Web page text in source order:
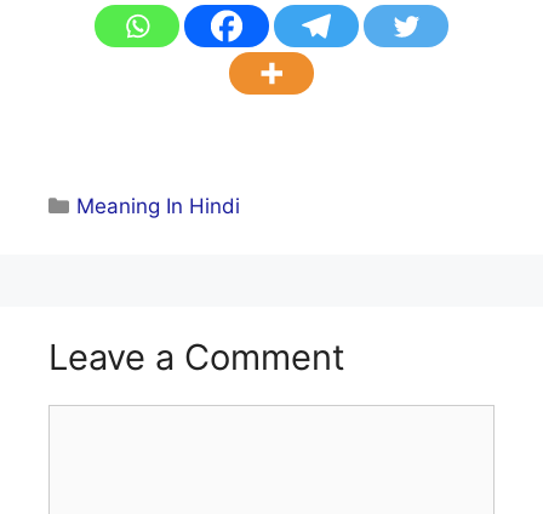
Categories
Meaning In Hindi
Leave a Comment